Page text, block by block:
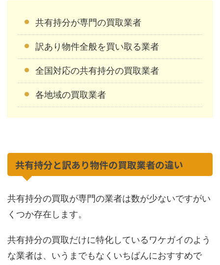
共有持分が専門の買取業者
訳あり物件全般を買い取る業者
全国対応の共有持分の買取業者
各地域の買取業者
共有持分と訳あり物件の買取業者の違い
共有持分の買取が専門の業者は数が少ないですがい
くつか存在します。
共有持分の買取だけに特化しているワケガイのよう
な業者は、いうまでもなくいちばんにおすすめで